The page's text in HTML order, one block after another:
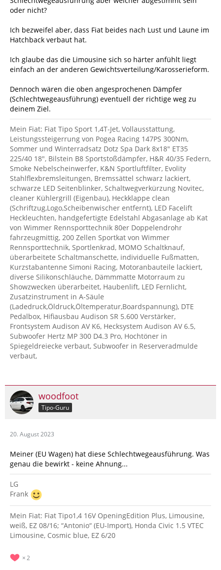
oder nicht?
Ich bezweifel aber, dass Fiat beides nach Lust und Laune im
Hatchback verbaut hat.
Ich glaube das die Limousine sich so härter anfühlt liegt
einfach an der anderen Gewichtsverteilung/Karosserieform.
Dennoch wären die oben angesprochenen Dämpfer
(Schlechtwegeausführung) eventuell der richtige weg zu
deinem Ziel.
Mein Fiat: Fiat Tipo Sport 1,4T-Jet, Vollausstattung,
Leistungssteigerrung von Pogea Racing 147PS 300Nm,
Sommer und Winterradsatz Dotz Spa Dark 8x18" ET35
225/40 18", Bilstein B8 Sportstoßdämpfer, H&R 40/35 Federn,
Smoke Nebelscheinwerfer, K&N Sportluftfilter, Evolity
Stahlflexbremsleitungen, Bremssättel schwarz lackiert,
schwarze LED Seitenblinker, Schaltwegverkürzung Novitec,
cleaner Kühlergrill (Eigenbau), Heckklappe clean
(Schriftzug,Logo,Scheibenwischer entfernt), LED Facelift
Heckleuchten, handgefertigte Edelstahl Abgasanlage ab Kat
von Wimmer Rennsporttechnik 80er Doppelendrohr
fahrzeugmittig, 200 Zellen Sportkat von Wimmer
Rennsporttechnik, Sportlenkrad, MOMO Schaltknauf,
überarbeitete Schaltmanschette, individuelle Fußmatten,
Kurzstabantenne Simoni Racing, Motoranbauteile lackiert,
diverse Silikonschläuche, Dämmmatte Motorraum zu
Showzwecken überarbeitet, Haubenlift, LED Fernlicht,
Zusatzinstrument in A-Säule
(Ladedruck,Öldruck,Öltemperatur,Boardspannung), DTE
Pedalbox, Hifiausbau Audison SR 5.600 Verstärker,
Frontsystem Audison AV K6, Hecksystem Audison AV 6.5,
Subwoofer Hertz MP 300 D4.3 Pro, Hochtöner in
Spiegeldreiecke verbaut, Subwoofer in Reserveradmulde
verbaut,
woodfoot
Tipo-Guru
20. August 2023
Meiner (EU Wagen) hat diese Schlechtwegeausführung. Was
genau die bewirkt - keine Ahnung...
LG
Frank
Mein Fiat: Fiat Tipo1,4 16V OpeningEdition Plus, Limousine,
weiß, EZ 08/16; “Antonio“ (EU-Import), Honda Civic 1.5 VTEC
Limousine, Cosmic blue, EZ 6/20
2